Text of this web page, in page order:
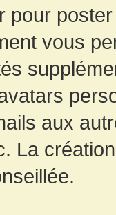
pour
vous
aux
La